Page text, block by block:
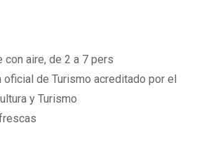
con aire, de 2 a 7 pers
oficial de Turismo acreditado por el
y Turismo